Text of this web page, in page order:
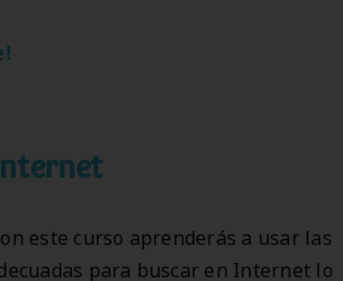
este curso aprenderás a usar las
para buscar en Internet lo